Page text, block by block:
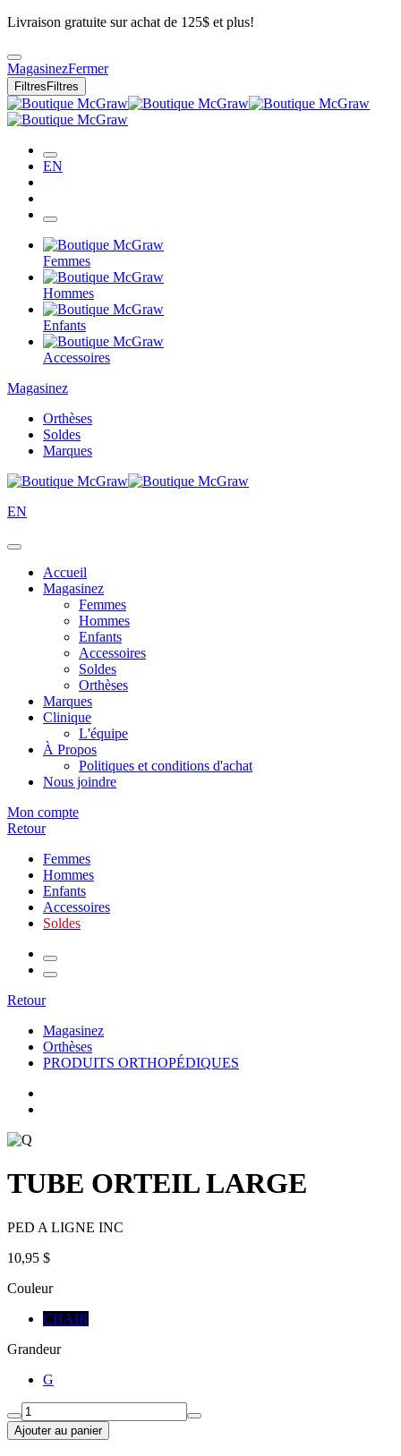
Livraison gratuite sur achat de 125$ et plus!
MagasinezFermer
Filtres Filtres
EN
Femmes
Hommes
Enfants
Accessoires
Magasinez
Orthèses
Soldes
Marques
EN
Accueil
Magasinez
Femmes
Hommes
Enfants
Accessoires
Soldes
Orthèses
Marques
Clinique
L'équipe
À Propos
Politiques et conditions d'achat
Nous joindre
Mon compte
Retour
Femmes
Hommes
Enfants
Accessoires
Soldes
Retour
Magasinez
Orthèses
PRODUITS ORTHOPÉDIQUES
TUBE ORTEIL LARGE
PED A LIGNE INC
10,95 $
Couleur
CHAIR
Grandeur
G
Ajouter au panier